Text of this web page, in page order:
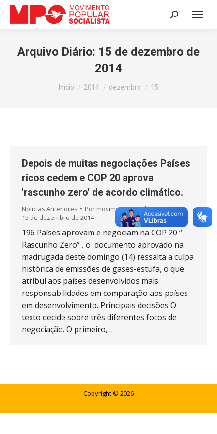
Search:
Arquivo Diário: 15 de dezembro de
2014
Você está aqui:
Início 2014 dezembro 15
Depois de muitas negociações Países
ricos cedem e COP 20 aprova
'rascunho zero' de acordo climático.
Noticias Anteriores Por movimentopopularsocialista
15 de dezembro de 2014
196 Países aprovam e negociam na COP 20 “
Rascunho Zero” , o documento aprovado na
madrugada deste domingo (14) ressalta a culpa
histórica de emissões de gases-estufa, o que
atribui aos países desenvolvidos mais
responsabilidades em comparação aos países
em desenvolvimento. Principais decisões O
texto decide sobre três diferentes focos de
negociação. O primeiro,…
Copyright © 2026